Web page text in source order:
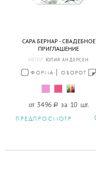
САРА БЕРНАР - СВАДЕБНОЕ
ПРИГЛАШЕНИЕ
АВТОР: ЮЛИЯ АНДЕРСЕН
ФОРМА ОБОРОТ
от 3496 a за 10 шт.
ПРЕДПРОСМОТР